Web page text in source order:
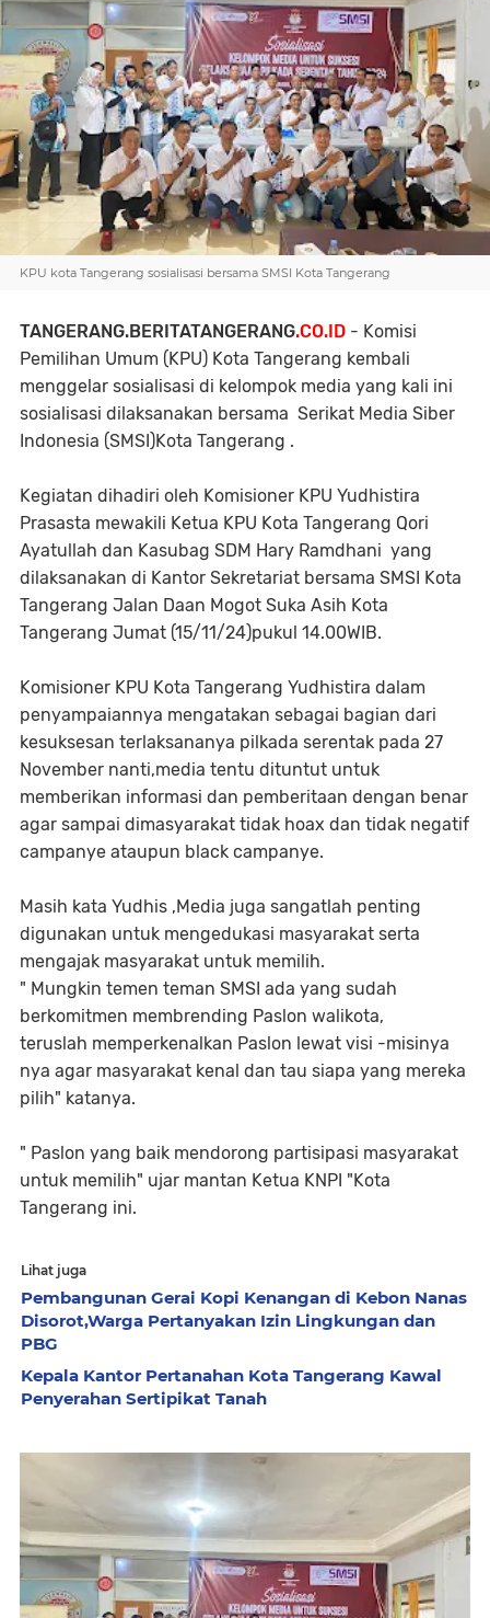
KPU kota Tangerang sosialisasi bersama SMSI Kota Tangerang
TANGERANG.BERITATANGERANG.CO.ID - Komisi
Pemilihan Umum (KPU) Kota Tangerang kembali
menggelar sosialisasi di kelompok media yang kali ini
sosialisasi dilaksanakan bersama Serikat Media Siber
Indonesia (SMSI)Kota Tangerang .
Kegiatan dihadiri oleh Komisioner KPU Yudhistira
Prasasta mewakili Ketua KPU Kota Tangerang Qori
Ayatullah dan Kasubag SDM Hary Ramdhani yang
dilaksanakan di Kantor Sekretariat bersama SMSI Kota
Tangerang Jalan Daan Mogot Suka Asih Kota
Tangerang Jumat (15/11/24)pukul 14.00WIB.
Komisioner KPU Kota Tangerang Yudhistira dalam
penyampaiannya mengatakan sebagai bagian dari
kesuksesan terlaksananya pilkada serentak pada 27
November nanti,media tentu dituntut untuk
memberikan informasi dan pemberitaan dengan benar
agar sampai dimasyarakat tidak hoax dan tidak negatif
campanye ataupun black campanye.
Masih kata Yudhis ,Media juga sangatlah penting
digunakan untuk mengedukasi masyarakat serta
mengajak masyarakat untuk memilih.
" Mungkin temen teman SMSI ada yang sudah
berkomitmen membrending Paslon walikota,
teruslah memperkenalkan Paslon lewat visi -misinya
nya agar masyarakat kenal dan tau siapa yang mereka
pilih" katanya.
" Paslon yang baik mendorong partisipasi masyarakat
untuk memilih" ujar mantan Ketua KNPI "Kota
Tangerang ini.
Lihat juga
Pembangunan Gerai Kopi Kenangan di Kebon Nanas
Disorot,Warga Pertanyakan Izin Lingkungan dan
PBG
Kepala Kantor Pertanahan Kota Tangerang Kawal
Penyerahan Sertipikat Tanah